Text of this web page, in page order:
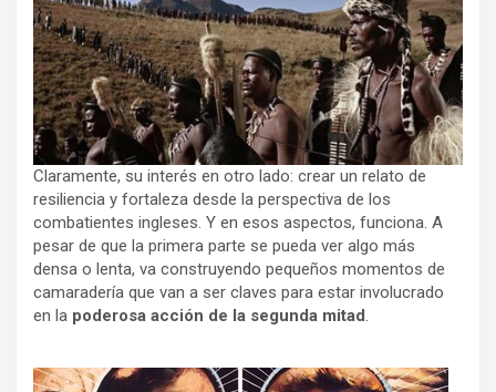
Claramente, su interés en otro lado: crear un relato de
resiliencia y fortaleza desde la perspectiva de los
combatientes ingleses. Y en esos aspectos, funciona. A
pesar de que la primera parte se pueda ver algo más
densa o lenta, va construyendo pequeños momentos de
camaradería que van a ser claves para estar involucrado
en la poderosa acción de la segunda mitad.